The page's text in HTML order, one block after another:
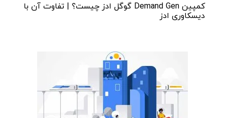
کمپین Demand Gen گوگل ادز چیست؟ | تفاوت آن با
دیسکاوری ادز